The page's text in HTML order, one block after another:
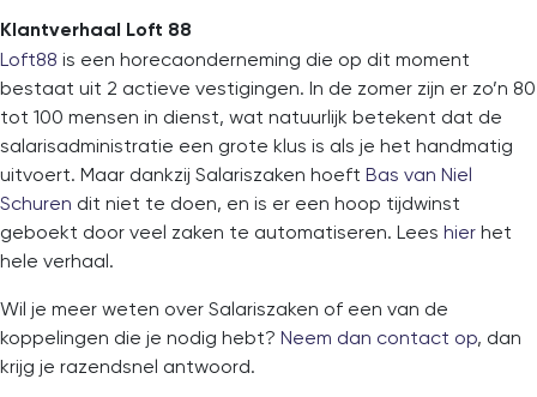
Klantverhaal Loft 88
Loft88 is een horecaonderneming die op dit moment
bestaat uit 2 actieve vestigingen. In de zomer zijn er zo’n 80
tot 100 mensen in dienst, wat natuurlijk betekent dat de
salarisadministratie een grote klus is als je het handmatig
uitvoert. Maar dankzij Salariszaken hoeft Bas van Niel
Schuren dit niet te doen, en is er een hoop tijdwinst
geboekt door veel zaken te automatiseren. Lees hier het
hele verhaal.
Wil je meer weten over Salariszaken of een van de
koppelingen die je nodig hebt? Neem dan contact op, dan
krijg je razendsnel antwoord.